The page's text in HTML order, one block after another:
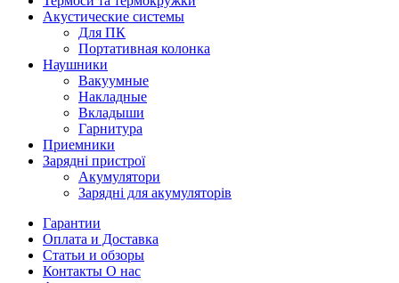
Акустические системы
Для ПК
Портативная колонка
Наушники
Вакуумные
Накладные
Вкладыши
Гарнитура
Приемники
Зарядні пристрої
Акумулятори
Зарядні для акумуляторів
Гарантии
Оплата и Доставка
Статьи и обзоры
Контакты О нас